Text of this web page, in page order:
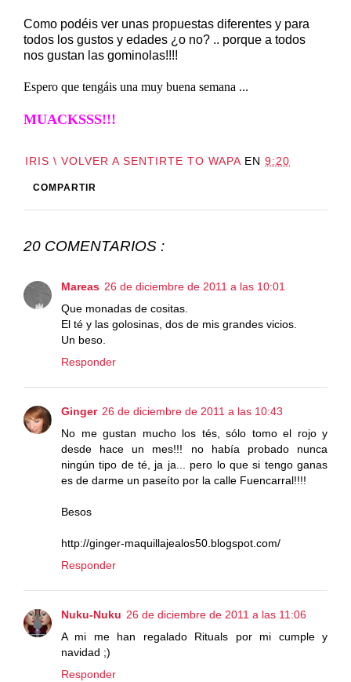
Como podéis ver unas propuestas diferentes y para
todos los gustos y edades ¿o no? .. porque a todos
nos gustan las gominolas!!!!
Espero que tengáis una muy buena semana ...
MUACKSSS!!!
IRIS \ VOLVER A SENTIRTE TO WAPA EN 9:20
COMPARTIR
20 COMENTARIOS :
Mareas 26 de diciembre de 2011 a las 10:01
Que monadas de cositas.
El té y las golosinas, dos de mis grandes vicios.
Un beso.
Responder
Ginger 26 de diciembre de 2011 a las 10:43
No me gustan mucho los tés, sólo tomo el rojo y
desde hace un mes!!! no había probado nunca
ningún tipo de té, ja ja... pero lo que si tengo ganas
es de darme un paseíto por la calle Fuencarral!!!!
Besos
http://ginger-maquillajealos50.blogspot.com/
Responder
Nuku-Nuku 26 de diciembre de 2011 a las 11:06
A mi me han regalado Rituals por mi cumple y
navidad ;)
Responder